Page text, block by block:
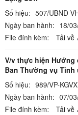
Số hiệu: 507/UBND-
Ngày ban hành: 18/
File đính kèm:
Tải về
V/v thực hiện Hướng
Ban Thường vụ Tỉnh
Số hiệu: 989/VP-KGVX
Ngày ban hành: 07/
File đính kèm:
Tải về